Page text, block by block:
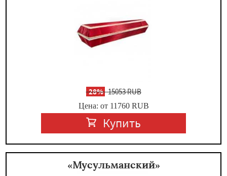
-28%15053 RUB
Цена: от 11760 RUB
Купить
«Мусульманский»